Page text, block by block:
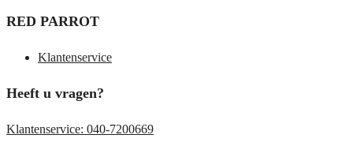
RED PARROT
Klantenservice
Heeft u vragen?
Klantenservice: 040-7200669